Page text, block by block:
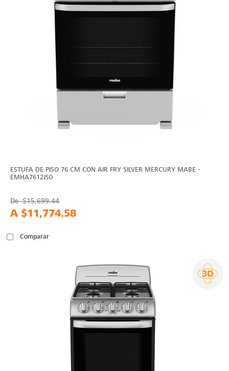
ESTUFA DE PISO 76 CM CON AIR FRY SILVER MERCURY MABE -
EMHA7612JS0
De$15,699.44
A $11,774.58
Comparar